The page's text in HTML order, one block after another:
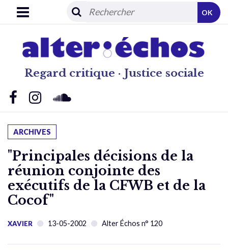
Regard critique · Justice sociale
OK
ARCHIVES
"Principales décisions de la
réunion conjointe des
exécutifs de la CFWB et de la
Cocof"
XAVIER 13-05-2002 Alter Échos n° 120